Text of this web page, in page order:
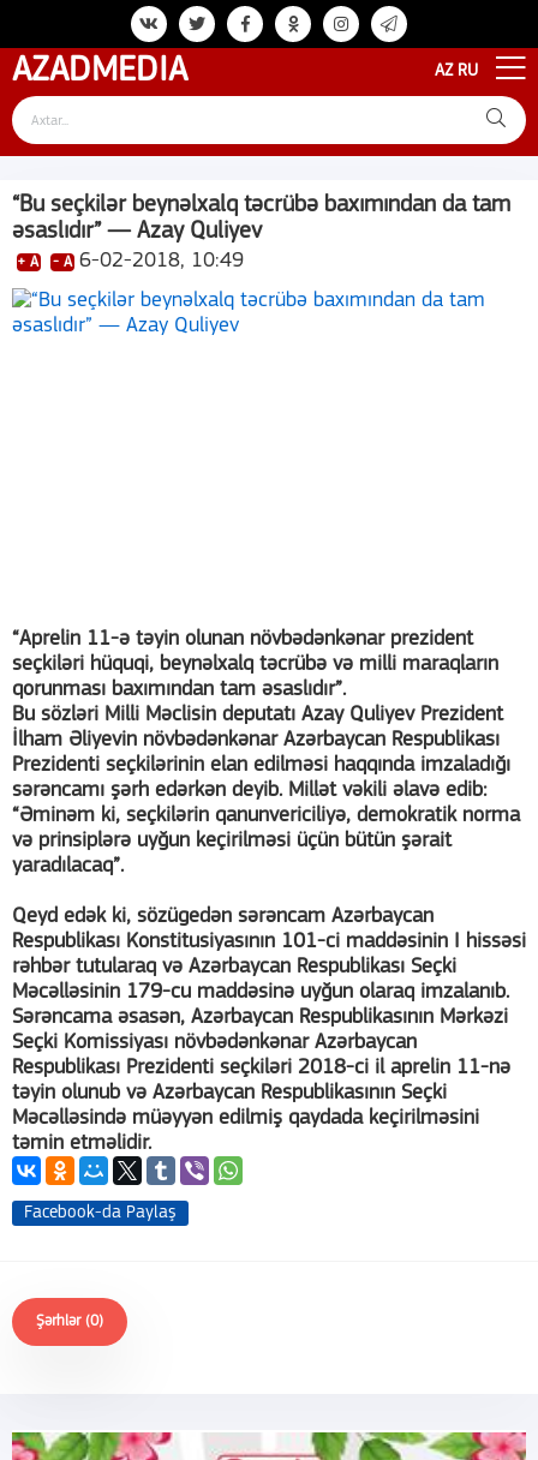
AZADMEDIA AZ RU
“Bu seçkilər beynəlxalq təcrübə baxımından da tam
əsaslıdır” — Azay Quliyev
+ A - A 6-02-2018, 10:49
“Aprelin 11-ə təyin olunan növbədənkənar prezident
seçkiləri hüquqi, beynəlxalq təcrübə və milli maraqların
qorunması baxımından tam əsaslıdır”.
Bu sözləri Milli Məclisin deputatı Azay Quliyev Prezident
İlham Əliyevin növbədənkənar Azərbaycan Respublikası
Prezidenti seçkilərinin elan edilməsi haqqında imzaladığı
sərəncamı şərh edərkən deyib. Millət vəkili əlavə edib:
“Əminəm ki, seçkilərin qanunvericiliyə, demokratik norma
və prinsiplərə uyğun keçirilməsi üçün bütün şərait
yaradılacaq”.
Qeyd edək ki, sözügedən sərəncam Azərbaycan
Respublikası Konstitusiyasının 101-ci maddəsinin I hissəsi
rəhbər tutularaq və Azərbaycan Respublikası Seçki
Məcəlləsinin 179-cu maddəsinə uyğun olaraq imzalanıb.
Sərəncama əsasən, Azərbaycan Respublikasının Mərkəzi
Seçki Komissiyası növbədənkənar Azərbaycan
Respublikası Prezidenti seçkiləri 2018-ci il aprelin 11-nə
təyin olunub və Azərbaycan Respublikasının Seçki
Məcəlləsində müəyyən edilmiş qaydada keçirilməsini
təmin etməlidir.
Facebook-da Paylaş
Şərhlər (0)